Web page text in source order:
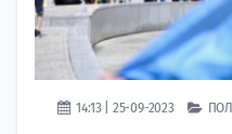
14:13 | 25-09-2023